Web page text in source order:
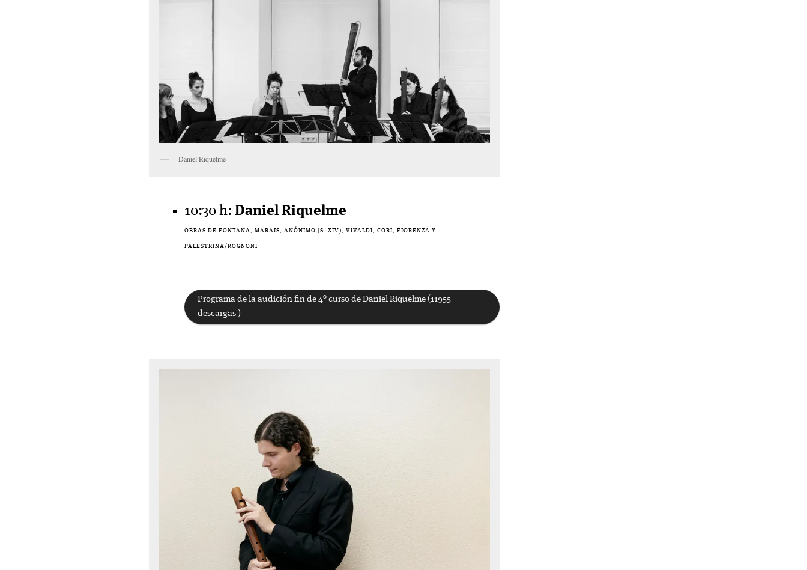
Daniel Riquelme
10:30 h: Daniel Riquelme
OBRAS DE FONTANA, MARAIS, ANÓNIMO (S. XIV), VIVALDI, CORI, FIORENZA Y
PALESTRINA/ROGNONI
Programa de la audición fin de 4º curso de Daniel Riquelme (11955
descargas )